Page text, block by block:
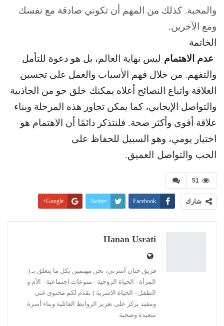
والمحبة. كذلك من المهم أن تكوني صادقة مع نفسك
ومع الآخرين.
الخاتمة
عدم الاهتمام ليس نهاية العالم، بل هو دعوة للتأمل
والتفهم. من خلال فهم الأسباب والعمل على تحسين
العلاقة واتباع النصائح أعلاه يمكنك خلق جو من الجاذبية
والتواصل الإيجابي، كما يمكن تجاوز هذه المرحلة وبناء
علاقة أقوى وأكثر صحة. فلنتذكر دائمًا أن الاهتمام هو
اختيار يومي، وهو السبيل للحفاظ على
الحب والتواصل العميق.
51
شارك Facebook
Twitter
Google+
Linkedin
Hanan Usrati
فريق حنان أسرتي، نحن مهتمين بكل ما يتعلق بـ (
المرأة - الحياة الزوجية - منوعات اجتماعية - الأم و
الطفل - الحياة الاسرية ) نقدم لكم محتوى غني
ومفيد يركز على تعزيز الروابط العائلية وبناء أسرة
سعيدة وصحية